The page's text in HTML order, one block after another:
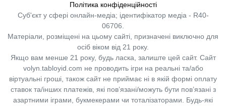
Політика конфіденційності
Суб'єкт у сфері онлайн-медіа; ідентифікатор медіа - R40-
06706.
Матеріали, розміщені на цьому сайті, призначені виключно для
осіб віком від 21 року.
Якщо вам менше 21 року, будь ласка, залиште цей сайт. Сайт
volyn.tabloyid.com не проводить ігри на реальні та/або
віртуальні гроші, також сайт не приймає ні в якій формі оплату
ставок та/інших платежів, які пов’язані/можуть бути пов’язані з
азартними іграми, букмекерами чи тоталізаторами. Будь-які